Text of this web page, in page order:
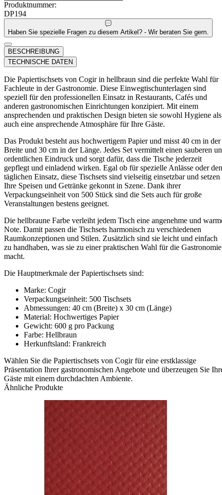
Produktnummer:
DP194
Haben Sie spezielle Fragen zu diesem Artikel? - Wir beraten Sie gern.
BESCHREIBUNG
TECHNISCHE DATEN
Die Papiertischsets von Cogir in hellbraun sind die perfekte Wahl für
Fachleute in der Gastronomie. Diese Einwegtischunterlagen sind
speziell für den professionellen Einsatz in Restaurants, Cafés und
anderen gastronomischen Einrichtungen konzipiert. Mit einem
ansprechenden und praktischen Design bieten sie sowohl Hygiene als
auch eine ansprechende Atmosphäre für Ihre Gäste.
Das Produkt besteht aus hochwertigem Papier und misst 40 cm in der
Breite und 30 cm in der Länge. Jedes Set vermittelt einen sauberen
ordentlichen Eindruck und sorgt dafür, dass die Tische jederzeit
gepflegt und einladend wirken. Egal ob für spezielle Anlässe oder den
täglichen Einsatz, diese Tischsets sind vielseitig einsetzbar und setzen
Ihre Speisen und Getränke gekonnt in Szene. Dank ihrer
Verpackungseinheit von 500 Stück sind die Sets auch für große
Veranstaltungen bestens geeignet.
Die hellbraune Farbe verleiht jedem Tisch eine angenehme und
Note. Damit passen die Tischsets harmonisch zu verschiedenen
Raumkonzeptionen und Stilen. Zusätzlich sind sie leicht und einfach
zu handhaben, was sie zu einer praktischen Wahl für die Gastronomie
macht.
Die Hauptmerkmale der Papiertischsets sind:
Marke: Cogir
Verpackungseinheit: 500 Tischsets
Abmessungen: 40 cm (Breite) x 30 cm (Länge)
Material: Hochwertiges Papier
Gewicht: 600 g pro Packung
Farbe: Hellbraun
Herkunftsland: Frankreich
Wählen Sie die Papiertischsets von Cogir für eine erstklassige
Präsentation Ihrer gastronomischen Angebote und überzeugen Sie
Gäste mit einem durchdachten Ambiente.
Ähnliche Produkte